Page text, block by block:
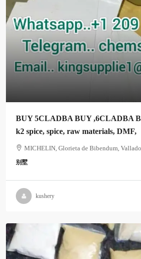
BUY 5CLADBA BUY ,6CLADBA
k2 spice, spice, raw materials, DMF,
MICHELIN, Glorieta de Bibendum,
别墅
kushery